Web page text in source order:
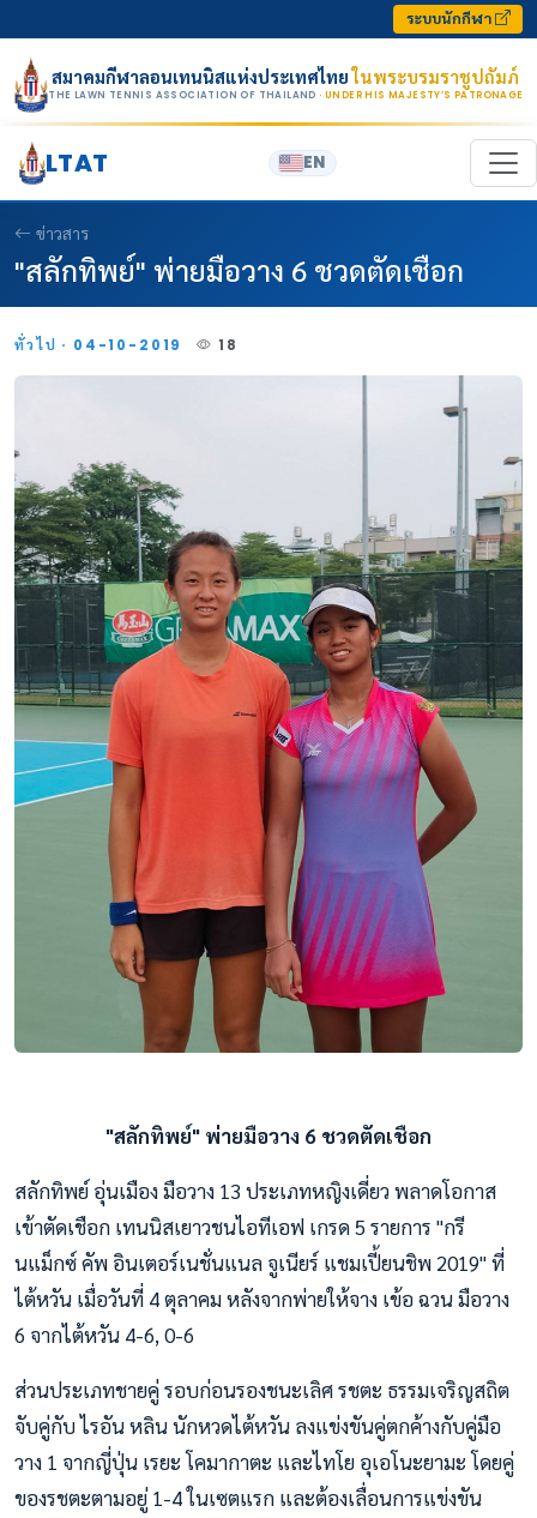
ระบบนักกีฬา
สมาคมกีฬาลอนเทนนิสแห่งประเทศไทยในพระบรมราชูปถัมภ์
THE LAWN TENNIS ASSOCIATION OF THAILAND · UNDER HIS MAJESTY’S PATRONAGE
LTAT EN
ข่าวสาร
"สลักทิพย์" พ่ายมือวาง 6 ชวดตัดเชือก
ทั่วไป · 04-10-2019 18
"สลักทิพย์" พ่ายมือวาง 6 ชวดตัดเชือก
สลักทิพย์ อุ่นเมือง มือวาง 13 ประเภทหญิงเดี่ยว พลาดโอกาส
เข้าตัดเชือก เทนนิสเยาวชนไอทีเอฟ เกรด 5 รายการ "กรี
นแม็กซ์ คัพ อินเตอร์เนชั่นแนล จูเนียร์ แชมเปี้ยนชิพ 2019" ที่
ไต้หวัน เมื่อวันที่ 4 ตุลาคม หลังจากพ่ายให้จาง เข้อ ฉวน มือวาง
6 จากไต้หวัน 4-6, 0-6
ส่วนประเภทชายคู่ รอบก่อนรองชนะเลิศ รชตะ ธรรมเจริญสถิต
จับคู่กับ ไรอัน หลิน นักหวดไต้หวัน ลงแข่งขันคู่ตกค้างกับคู่มือ
วาง 1 จากญี่ปุ่น เรยะ โคมากาตะ และไทโย อุเอโนะยามะ โดยคู่
ของรชตะตามอยู่ 1-4 ในเซตแรก และต้องเลื่อนการแข่งขัน